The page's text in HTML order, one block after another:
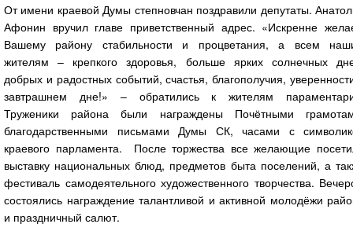
От имени краевой Думы степновчан поздравили депутаты.
Афонин вручил главе приветственный адрес. «Искренне
Вашему району стабильности и процветания, а всем
жителям – крепкого здоровья, больше ярких солнечных
добрых и радостных событий, счастья, благополучия,
завтрашнем дне!» – обратились к жителям
Труженики района были награждены Почётными
благодарственными письмами Думы СК, часами с
краевого парламента. После торжества все желающие
выставку национальных блюд, предметов быта поселений, а
фестиваль самодеятельного художественного творчества.
состоялись награждение талантливой и активной молодёжи
и праздничный салют.